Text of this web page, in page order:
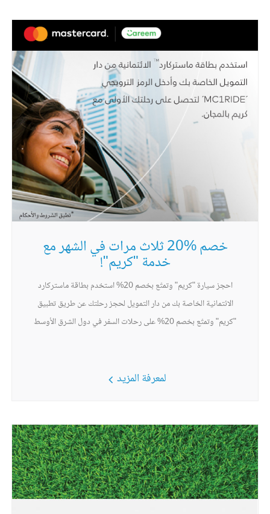
خصم %20 ثلاث مرات في الشهر مع
خدمة "كريم"!
احجز سيارة "كريم" وتمتّع بخصم 20% استخدم بطاقة ماستركارد
الائتمانية الخاصة بك من دار التمويل لحجز رحلتك عن طريق تطبيق
"كريم" وتمتّع بخصم 20% على رحلات السفر في دول الشرق الأوسط
لمعرفة المزيد